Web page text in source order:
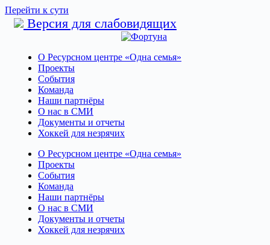
Перейти к сути
Версия для слабовидящих
О Ресурсном центре «Одна семья»
Проекты
События
Команда
Наши партнёры
О нас в СМИ
Документы и отчеты
Хоккей для незрячих
О Ресурсном центре «Одна семья»
Проекты
События
Команда
Наши партнёры
О нас в СМИ
Документы и отчеты
Хоккей для незрячих